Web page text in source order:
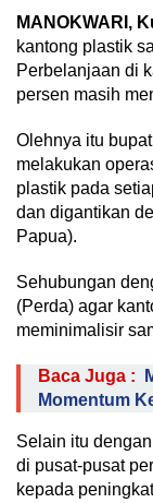
MANOKWARI,
kantong plastik
Perbelanjaan di
persen masih
Olehnya itu
melakukan
plastik pada
dan digantikan
Papua).
Sehubungan
(Perda) agar
meminimalisir
Baca Juga :
Momentum
Selain itu
di pusat-pusat
kepada